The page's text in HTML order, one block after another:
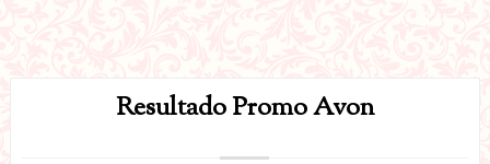
Resultado Promo Avon